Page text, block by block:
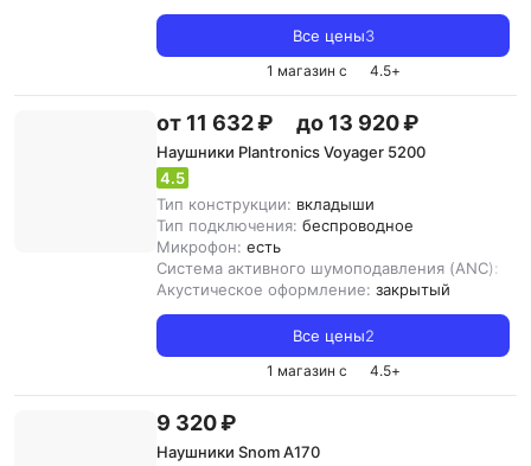
Все цены3
1 магазин с 4.5+
от 11 632 ₽ до 13 920 ₽
Наушники Plantronics Voyager 5200
4.5
Тип конструкции: вкладыши
Тип подключения: беспроводное
Микрофон: есть
Система активного шумоподавления (ANC):
Акустическое оформление: закрытый
Все цены2
1 магазин с 4.5+
9 320 ₽
Наушники Snom A170